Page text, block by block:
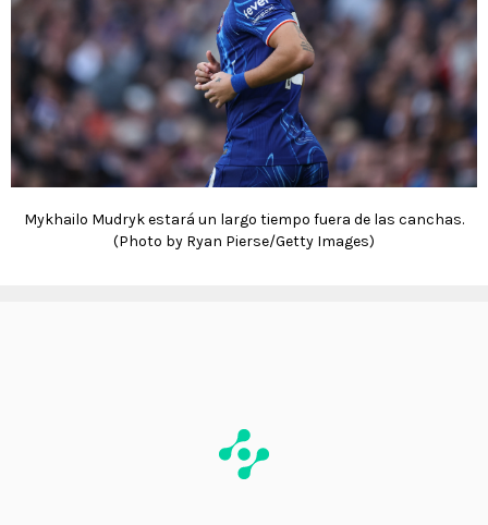
Mykhailo Mudryk estará un largo tiempo fuera de las canchas.
(Photo by Ryan Pierse/Getty Images)